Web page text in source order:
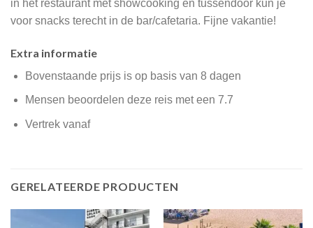
in het restaurant met showcooking en tussendoor kun je
voor snacks terecht in de bar/cafetaria. Fijne vakantie!
Extra informatie
Bovenstaande prijs is op basis van 8 dagen
Mensen beoordelen deze reis met een 7.7
Vertrek vanaf
GERELATEERDE PRODUCTEN